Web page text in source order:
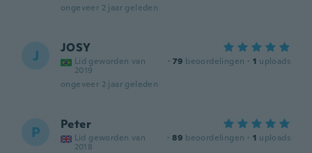
ongeveer 2 jaar geleden
J JOSY
Lid geworden van
2019
· 79 beoordelingen · 1 uploads
ongeveer 2 jaar geleden
P Peter
Lid geworden van
2018
· 89 beoordelingen · 1 uploads